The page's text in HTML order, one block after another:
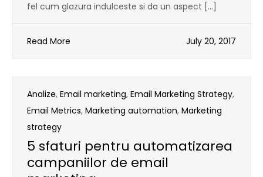
fel cum glazura indulceste si da un aspect […]
Read More July 20, 2017
Analize, Email marketing, Email Marketing Strategy,
Email Metrics, Marketing automation, Marketing
strategy
5 sfaturi pentru automatizarea
campaniilor de email